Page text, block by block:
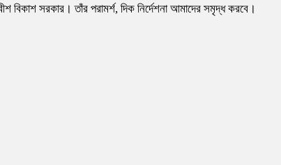
বিকাশ সরকার। তাঁর পরামর্শ, দিক নির্দেশনা আমাদের সমৃদ্ধ করবে।